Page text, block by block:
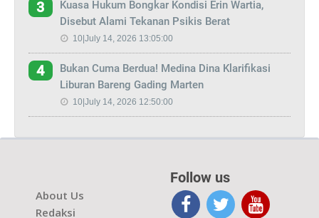
3
Kuasa Hukum Bongkar Kondisi Erin Wartia,
Disebut Alami Tekanan Psikis Berat
10|July 14, 2026 13:05:00
4
Bukan Cuma Berdua! Medina Dina Klarifikasi
Liburan Bareng Gading Marten
10|July 14, 2026 12:50:00
About Us
Redaksi
Follow us